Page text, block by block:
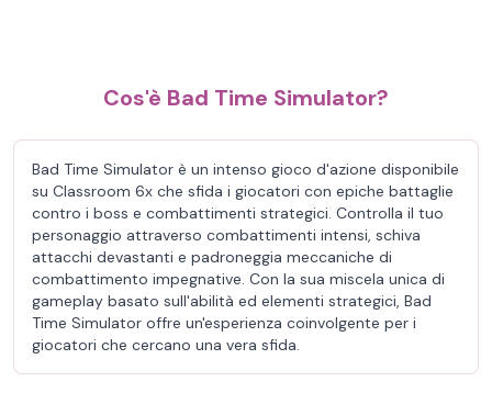
Cos'è Bad Time Simulator?
Bad Time Simulator è un intenso gioco d'azione disponibile
su Classroom 6x che sfida i giocatori con epiche battaglie
contro i boss e combattimenti strategici. Controlla il tuo
personaggio attraverso combattimenti intensi, schiva
attacchi devastanti e padroneggia meccaniche di
combattimento impegnative. Con la sua miscela unica di
gameplay basato sull'abilità ed elementi strategici, Bad
Time Simulator offre un'esperienza coinvolgente per i
giocatori che cercano una vera sfida.